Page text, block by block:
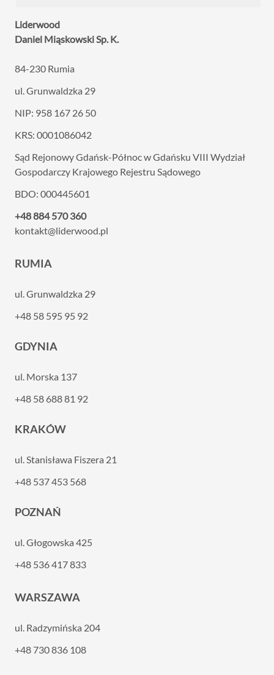
Liderwood
Daniel Miąskowski Sp. K.
84-230 Rumia
ul. Grunwaldzka 29
NIP: 958 167 26 50
KRS: 0001086042
Sąd Rejonowy Gdańsk-Północ w Gdańsku VIII Wydział
Gospodarczy Krajowego Rejestru Sądowego
BDO: 000445601
+48 884 570 360
kontakt@liderwood.pl
RUMIA
ul. Grunwaldzka 29
+48 58 595 95 92
GDYNIA
ul. Morska 137
+48 58 688 81 92
KRAKÓW
ul. Stanisława Fiszera 21
+48 537 453 568
POZNAŃ
ul. Głogowska 425
+48 536 417 833
WARSZAWA
ul. Radzymińska 204
+48 730 836 108